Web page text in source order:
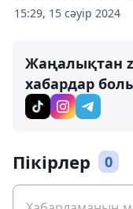
15:29, 15 сәуір 2024
Жаңалықтан
хабардар
Пікірлер 0